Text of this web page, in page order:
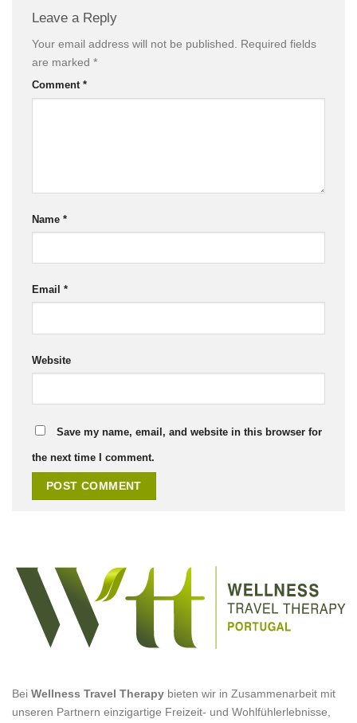
Leave a Reply
Your email address will not be published. Required fields
are marked *
Comment *
Name *
Email *
Website
Save my name, email, and website in this browser for
the next time I comment.
Bei Wellness Travel Therapy bieten wir in Zusammenarbeit mit
unseren Partnern einzigartige Freizeit- und Wohlfühlerlebnisse,